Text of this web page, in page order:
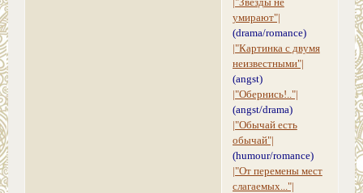
|"Звезды не
умирают"|
(drama/romance)
|"Картинка с двумя
неизвестными"|
(angst)
|"Обернись!.."|
(angst/drama)
|"Обычай есть
обычай"|
(humour/romance)
|"От перемены мест
слагаемых..."|